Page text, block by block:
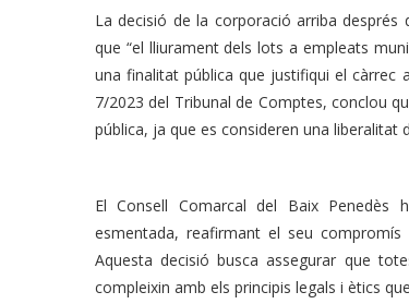
La decisió de la corporació arriba
que “el lliurament dels lots a empleats
una finalitat pública que justifiqui el càrrec
7/2023 del Tribunal de Comptes, conclou
pública, ja que es consideren una liberalitat
El Consell Comarcal del Baix
esmentada, reafirmant el seu compromís
Aquesta decisió busca assegurar que
compleixin amb els principis legals i ètics